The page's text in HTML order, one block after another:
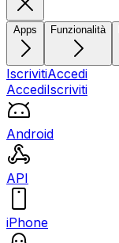
Apps Funzionalità
IscrivitiAccedi
AccediIscriviti
Android
API
iPhone